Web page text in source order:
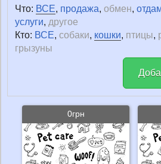
Что: ВСЕ, продажа, обмен,
услуги, другое
Кто: ВСЕ, собаки, кошки, птицы,
грызуны
0грн